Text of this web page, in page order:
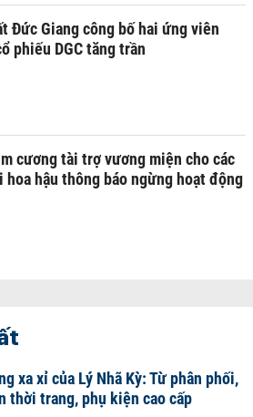
Đức Giang công bố hai ứng viên
phiếu DGC tăng trần
cương tài trợ vương miện cho các
hoa hậu thông báo ngừng hoạt động
xa xỉ của Lý Nhã Kỳ: Từ phân phối,
thời trang, phụ kiện cao cấp